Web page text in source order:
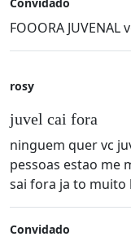
Convidado
FOOORA
rosy
juvel cai fora
ninguem quer vc
pessoas estao me
sai fora ja to muito
Convidado